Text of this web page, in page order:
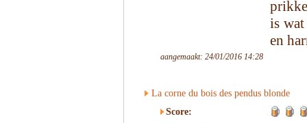
is wat
en
aangemaakt: 24/01/2016 14:28
La corne du bois des pendus blonde
Score: